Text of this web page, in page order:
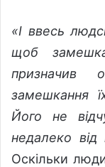
«І ввесь
щоб
призначив
замешкання
Його не
недалеко від
Оскільки